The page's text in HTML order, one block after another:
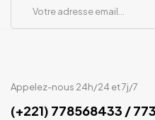
Appelez-nous 24h/24 et 7j/7
(+221) 778568433 /